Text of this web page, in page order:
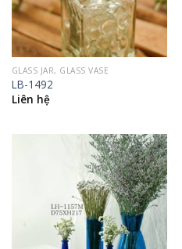
GLASS JAR, GLASS VASE
LB-1492
Liên hệ